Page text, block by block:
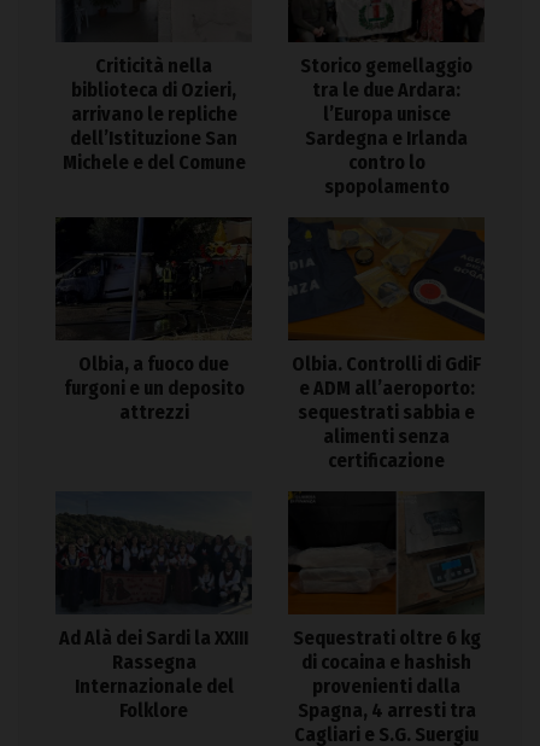
Criticità nella
biblioteca di Ozieri,
arrivano le repliche
dell’Istituzione San
Michele e del Comune
Storico gemellaggio
tra le due Ardara:
l’Europa unisce
Sardegna e Irlanda
contro lo
spopolamento
Olbia, a fuoco due
furgoni e un deposito
attrezzi
Olbia. Controlli di GdiF
e ADM all’aeroporto:
sequestrati sabbia e
alimenti senza
certificazione
Ad Alà dei Sardi la XXIII
Rassegna
Internazionale del
Folklore
Sequestrati oltre 6 kg
di cocaina e hashish
provenienti dalla
Spagna, 4 arresti tra
Cagliari e S.G. Suergiu